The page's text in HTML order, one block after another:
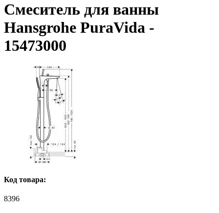
Смеситель для ванны
Hansgrohe PuraVida -
15473000
Код товара:
8396